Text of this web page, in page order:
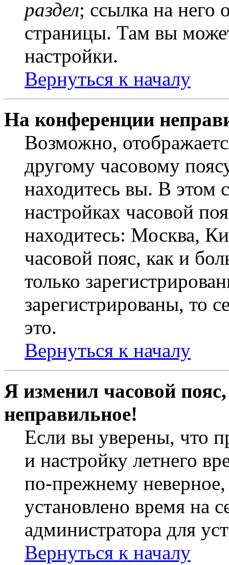
раздел; ссылка на него
страницы. Там вы
настройки.
Вернуться к началу
На конференции
Возможно,
другому часовому
находитесь вы. В этом
настройках часовой
находитесь: Москва,
часовой пояс, как и
только
зарегистрированы, то
это.
Вернуться к началу
Я изменил часовой
неправильное!
Если вы уверены, что
и настройку летнего
по-прежнему неверное,
установлено время на
администратора для
Вернуться к началу